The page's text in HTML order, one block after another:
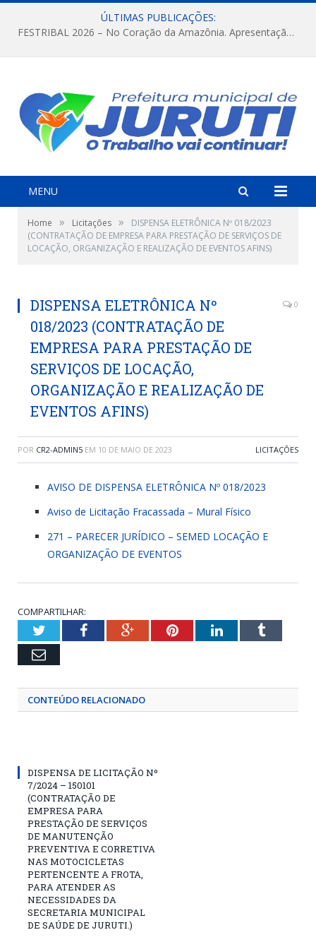
ÚLTIMAS PUBLICAÇÕES:
FESTRIBAL 2026 – No Coração da Amazônia. Apresentação da Munduruku.
MENU
Home » Licitações »
DISPENSA ELETRÔNICA Nº 018/2023
(CONTRATAÇÃO DE EMPRESA PARA PRESTAÇÃO DE SERVIÇOS DE
LOCAÇÃO, ORGANIZAÇÃO E REALIZAÇÃO DE EVENTOS AFINS)
DISPENSA ELETRÔNICA Nº
018/2023 (CONTRATAÇÃO DE
EMPRESA PARA PRESTAÇÃO DE
SERVIÇOS DE LOCAÇÃO,
ORGANIZAÇÃO E REALIZAÇÃO DE
EVENTOS AFINS)
0
POR CR2-ADMIN5 EM 10 DE MAIO DE 2023 LICITAÇÕES
AVISO DE DISPENSA ELETRÔNICA Nº 018/2023
Aviso de Licitação Fracassada – Mural Físico
271 – PARECER JURÍDICO – SEMED LOCAÇÃO E
ORGANIZAÇÃO DE EVENTOS
COMPARTILHAR:
TwitterFacebookGoogle+PinterestLinkedInTumblr
Email
CONTEÚDO RELACIONADO
DISPENSA DE LICITAÇÃO Nº
7/2024 – 150101
(CONTRATAÇÃO DE
EMPRESA PARA
PRESTAÇÃO DE SERVIÇOS
DE MANUTENÇÃO
PREVENTIVA E CORRETIVA
NAS MOTOCICLETAS
PERTENCENTE A FROTA,
PARA ATENDER AS
NECESSIDADES DA
SECRETARIA MUNICIPAL
DE SAÚDE DE JURUTI.)